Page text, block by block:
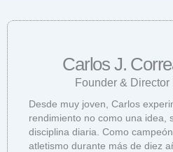
Carlos J.
Founder &
Desde muy joven, Carlos
rendimiento no como una idea,
disciplina diaria. Como
atletismo durante más de diez